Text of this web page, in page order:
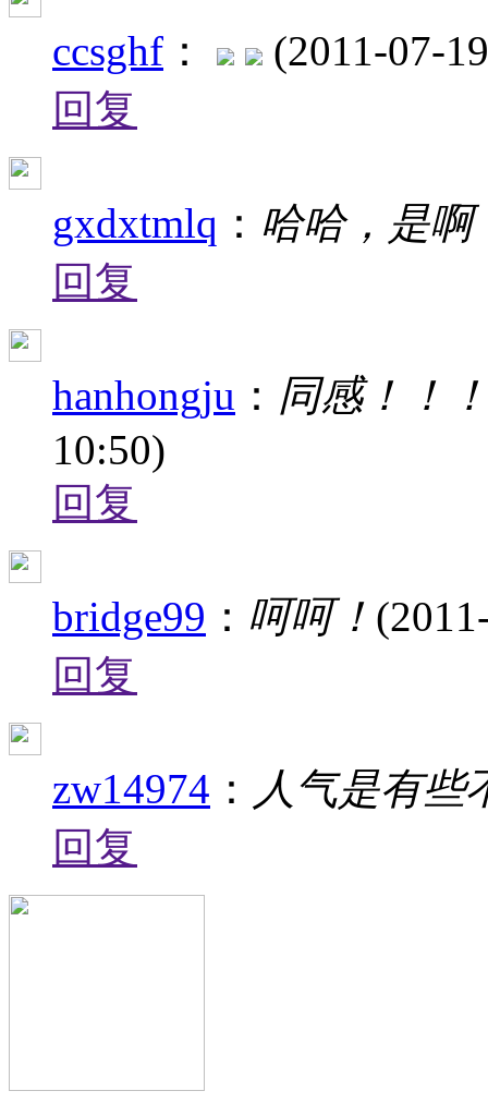
ccsghf ：
(2011-07-
回复
gxdxtmlq ： 哈哈，是啊
回复
hanhongju ： 同感！！
10:50)
回复
bridge99 ： 呵呵！
回复
zw14974 ： 人气是有些
回复